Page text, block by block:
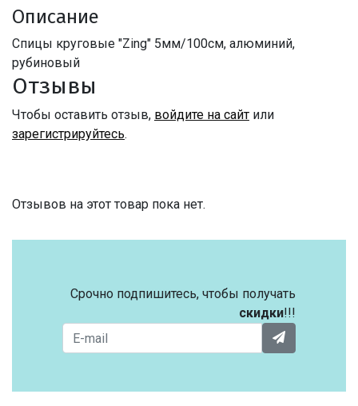
Описание
Спицы круговые "Zing" 5мм/100см, алюминий,
рубиновый
Отзывы
Чтобы оставить отзыв, войдите на сайт или
зарегистрируйтесь.
Отзывов на этот товар пока нет.
Срочно подпишитесь, чтобы получать
скидки!!!